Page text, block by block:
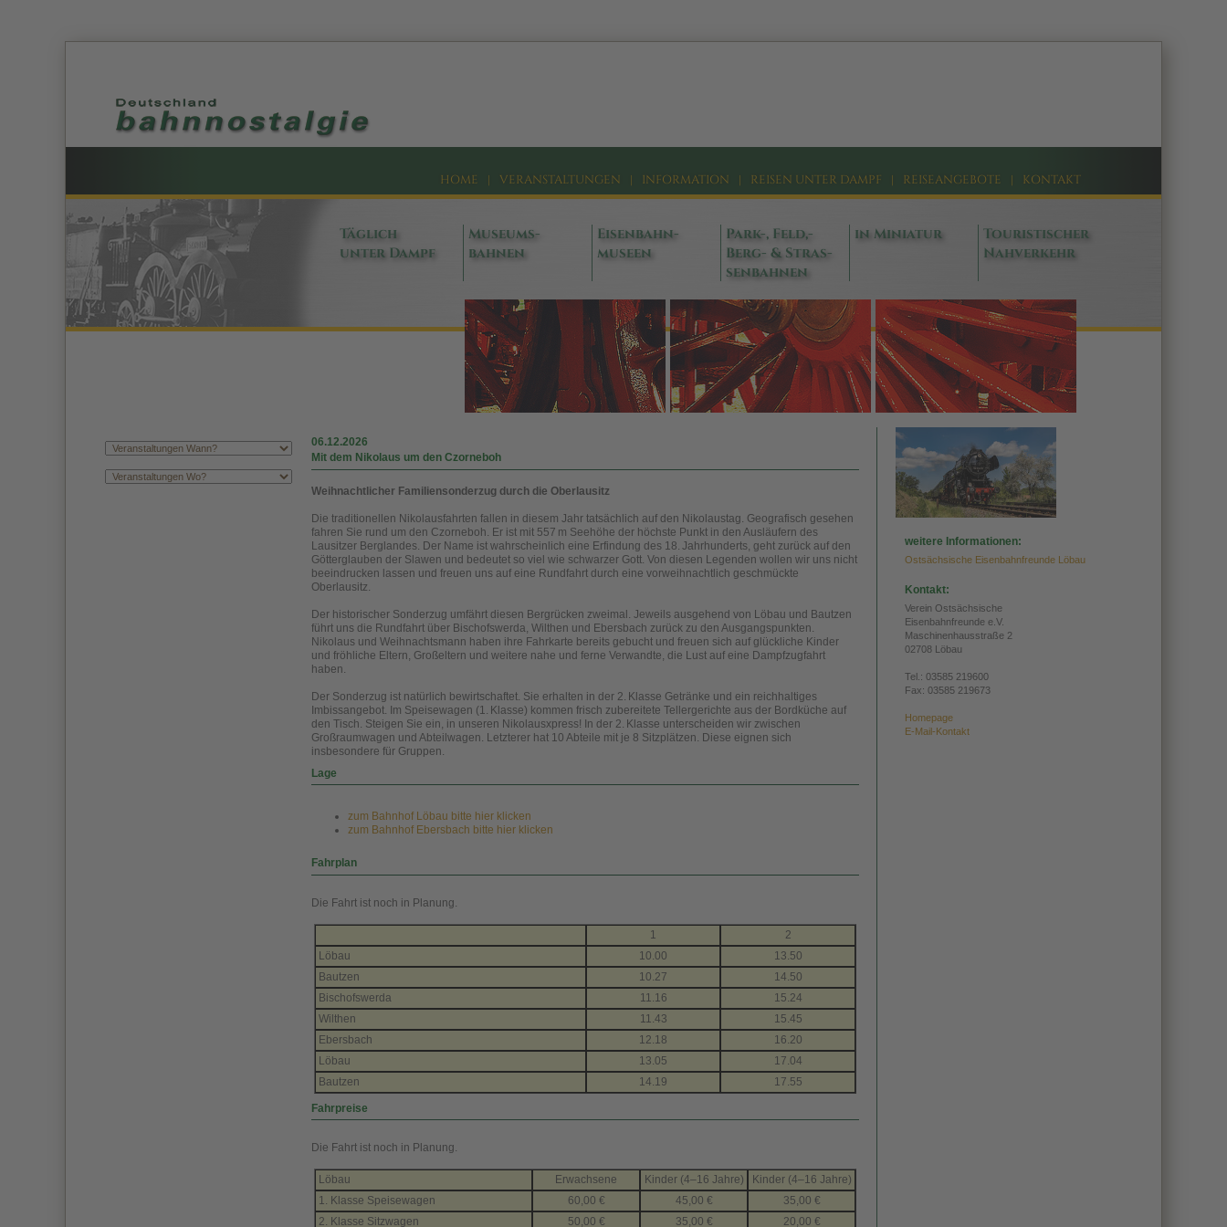
HOME | VERANSTALTUNGEN | INFORMATION | REISEN UNTER DAMPF | REISEANGEBOTE | KONTAKT
Täglich
unter Dampf
Museums-
bahnen
Eisenbahn-
museen
Park-, Feld,-
Berg- & Stras-
senbahnen
in Miniatur
Touristischer
Nahverkehr
06.12.2026
Mit dem Nikolaus um den Czorneboh
Weihnachtlicher Familiensonderzug durch die Oberlausitz
Die traditionellen Nikolausfahrten fallen in diesem Jahr tatsächlich auf den Nikolaustag. Geografisch gesehen
fahren Sie rund um den Czorneboh. Er ist mit 557 m Seehöhe der höchste Punkt in den Ausläufern des
Lausitzer Berglandes. Der Name ist wahrscheinlich eine Erfindung des 18. Jahrhunderts, geht zurück auf den
Götterglauben der Slawen und bedeutet so viel wie schwarzer Gott. Von diesen Legenden wollen wir uns nicht
beeindrucken lassen und freuen uns auf eine Rundfahrt durch eine vorweihnachtlich geschmückte
Oberlausitz.
Der historischer Sonderzug umfährt diesen Bergrücken zweimal. Jeweils ausgehend von Löbau und Bautzen
führt uns die Rundfahrt über Bischofswerda, Wilthen und Ebersbach zurück zu den Ausgangspunkten.
Nikolaus und Weihnachtsmann haben ihre Fahrkarte bereits gebucht und freuen sich auf glückliche Kinder
und fröhliche Eltern, Großeltern und weitere nahe und ferne Verwandte, die Lust auf eine Dampfzugfahrt
haben.
Der Sonderzug ist natürlich bewirtschaftet. Sie erhalten in der 2. Klasse Getränke und ein reichhaltiges
Imbissangebot. Im Speisewagen (1. Klasse) kommen frisch zubereitete Tellergerichte aus der Bordküche auf
den Tisch. Steigen Sie ein, in unseren Nikolausxpress! In der 2. Klasse unterscheiden wir zwischen
Großraumwagen und Abteilwagen. Letzterer hat 10 Abteile mit je 8 Sitzplätzen. Diese eignen sich
insbesondere für Gruppen.
Lage
zum Bahnhof Löbau bitte hier klicken
zum Bahnhof Ebersbach bitte hier klicken
Fahrplan
Die Fahrt ist noch in Planung.
1
2
Löbau
10.00
13.50
Bautzen
10.27
14.50
Bischofswerda
11.16
15.24
Wilthen
11.43
15.45
Ebersbach
12.18
16.20
Löbau
13.05
17.04
Bautzen
14.19 17.55
Fahrpreise
Die Fahrt ist noch in Planung.
Löbau Erwachsene Kinder (4–16 Jahre)
Kinder (4–16 Jahre)
1. Klasse Speisewagen
60,00 € 45,00 €
35,00 €
2. Klasse Sitzwagen
50,00 € 35,00 € 20,00 €
weitere Informationen:
Ostsächsische Eisenbahnfreunde Löbau
Kontakt:
Verein Ostsächsische
Eisenbahnfreunde e.V.
Maschinenhausstraße 2
02708 Löbau
Tel.: 03585 219600
Fax: 03585 219673
Homepage
E-Mail-Kontakt